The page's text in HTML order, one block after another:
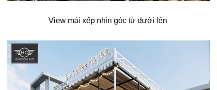
View mái xếp nhìn góc từ dưới lên